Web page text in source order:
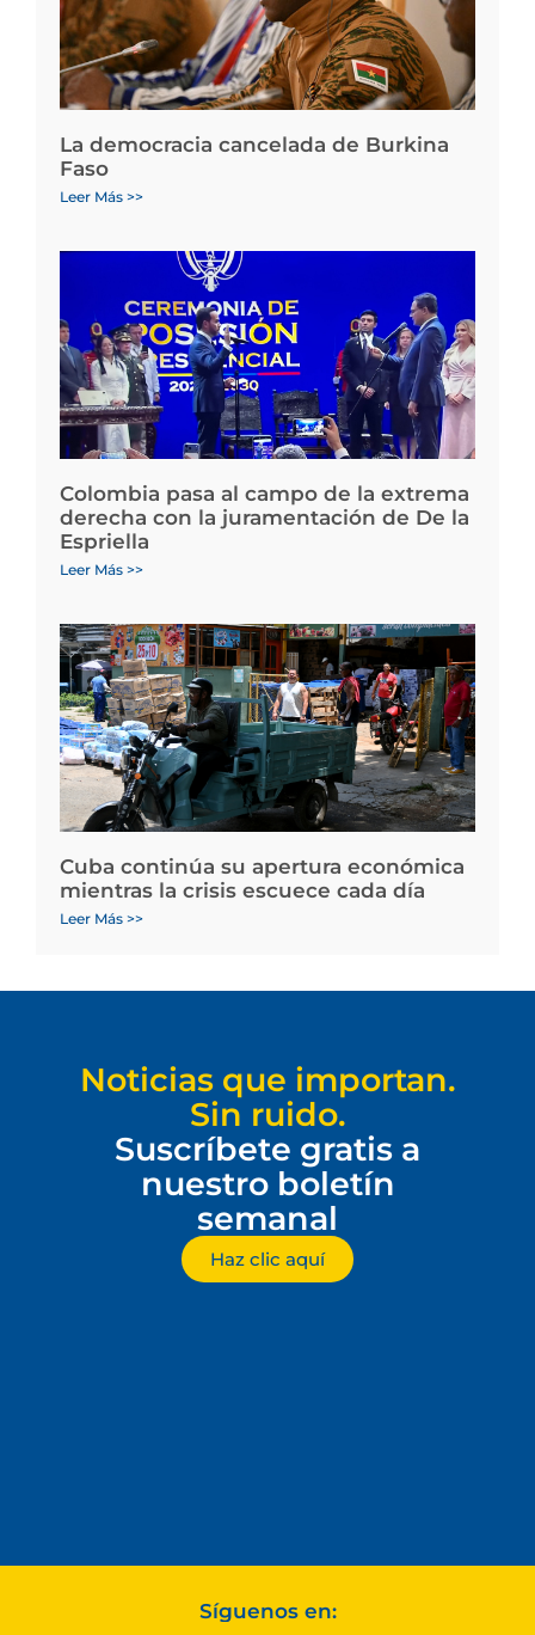
La democracia cancelada de Burkina
Faso
Leer Más >>
Colombia pasa al campo de la extrema
derecha con la juramentación de De la
Espriella
Leer Más >>
Cuba continúa su apertura económica
mientras la crisis escuece cada día
Leer Más >>
Noticias que importan.
Sin ruido.
Suscríbete gratis a
nuestro boletín
semanal
Haz clic aquí
Síguenos en: